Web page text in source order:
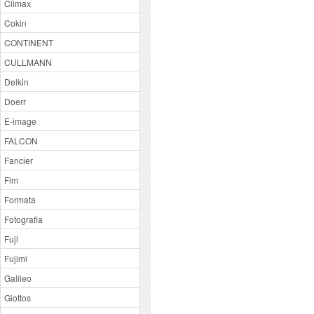
Climax
Cokin
CONTINENT
CULLMANN
Delkin
Doerr
E-image
FALCON
Fancier
Flm
Formata
Fotografia
Fuji
Fujimi
Galileo
Giottos